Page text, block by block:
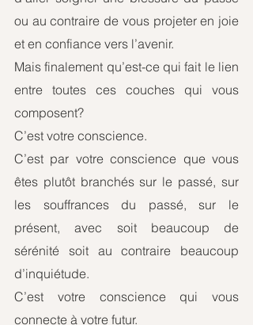
ou au contraire de vous projeter en joie
et en confiance vers l’avenir.
Mais finalement qu’est-ce qui fait le lien
entre toutes ces couches qui vous
composent?
C’est votre conscience.
C’est par votre conscience que vous
êtes plutôt branchés sur le passé, sur
les souffrances du passé, sur le
présent, avec soit beaucoup de
sérénité soit au contraire beaucoup
d’inquiétude.
C’est votre conscience qui vous
connecte à votre futur.